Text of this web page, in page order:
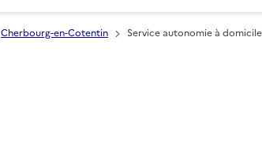
Cherbourg-en-Cotentin
Service autonomie à